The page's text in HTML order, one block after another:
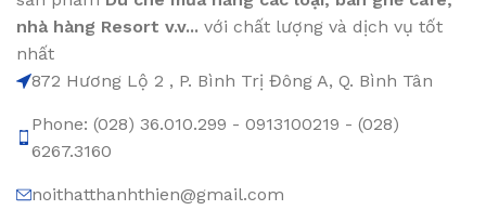
nhà hàng Resort v.v... với chất lượng và dịch vụ tốt
nhất
872 Hương Lộ 2 , P. Bình Trị Đông A, Q. Bình Tân
Phone: (028) 36.010.299 - 0913100219 - (028)
6267.3160
noithatthanhthien@gmail.com